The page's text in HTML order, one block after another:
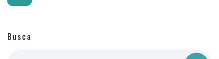
Busca